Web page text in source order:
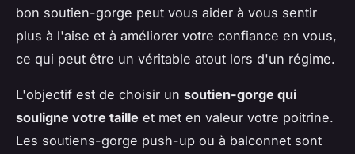
bon soutien-gorge peut vous aider à vous sentir
plus à l'aise et à améliorer votre confiance en vous,
ce qui peut être un véritable atout lors d'un régime.
L'objectif est de choisir un soutien-gorge qui
souligne votre taille et met en valeur votre poitrine.
Les soutiens-gorge push-up ou à balconnet sont